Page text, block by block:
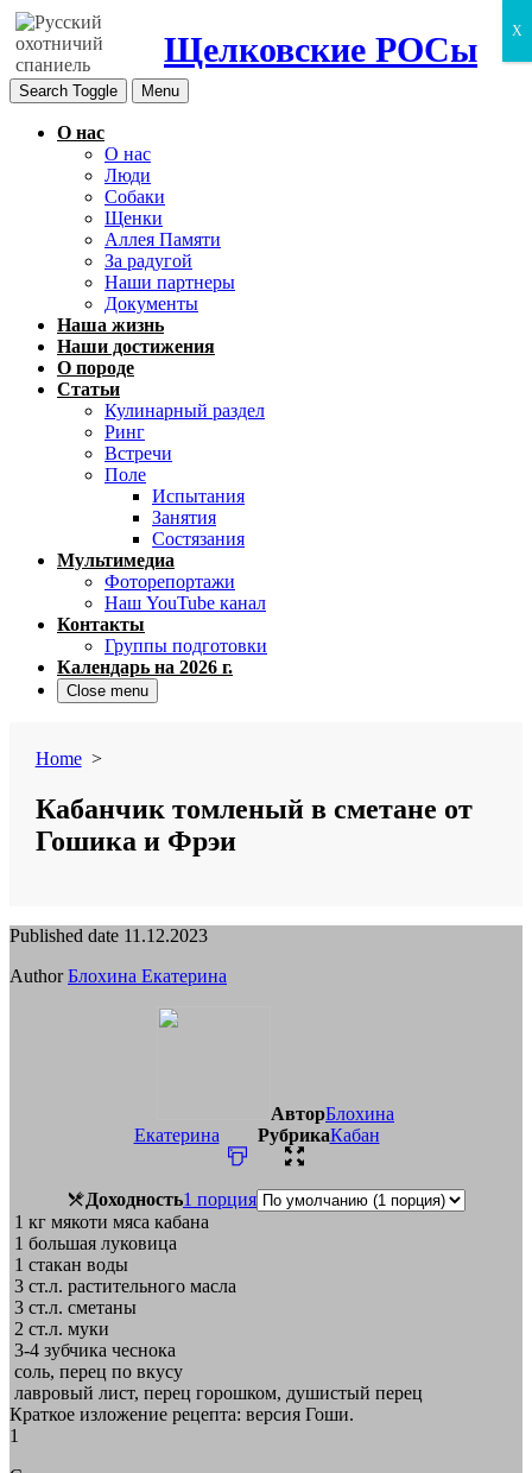
Щелковские РОСы
Search Toggle Menu
О нас
О нас
Люди
Собаки
Щенки
Аллея Памяти
За радугой
Наши партнеры
Документы
Наша жизнь
Наши достижения
О породе
Статьи
Кулинарный раздел
Ринг
Встречи
Поле
Испытания
Занятия
Состязания
Мультимедиа
Фоторепортажи
Наш YouTube канал
Контакты
Группы подготовки
Календарь на 2026 г.
Close menu
Home>
Кабанчик томленый в сметане от
Гошика и Фрэи
Published date 11.12.2023
Author Блохина Екатерина
АвторБлохина
Екатерина
РубрикаКабан
Доходность1 порция
1 кг мякоти мяса кабана
1 большая луковица
1 стакан воды
3 ст.л. растительного масла
3 ст.л. сметаны
2 ст.л. муки
3-4 зубчика чеснока
соль, перец по вкусу
лавровый лист, перец горошком, душистый перец
Краткое изложение рецепта: версия Гоши.
1
X